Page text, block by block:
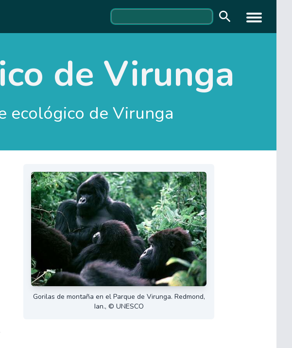
de Virunga
ecológico de Virunga
Gorilas de montaña en el Parque de Virunga. Redmond,
Ian., © UNESCO